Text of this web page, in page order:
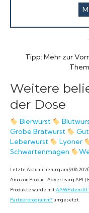
Tipp: Mehr zur
Weitere
der Dose
Bierwurst
Grobe Bratwurst
Leberwurst
Lyoner
Schwartenmagen
Letzte Aktualisierung am
Amazon Product Advertising API
Produkte wurde mitAAWP dem
Partnerprogramm*umgesetzt.